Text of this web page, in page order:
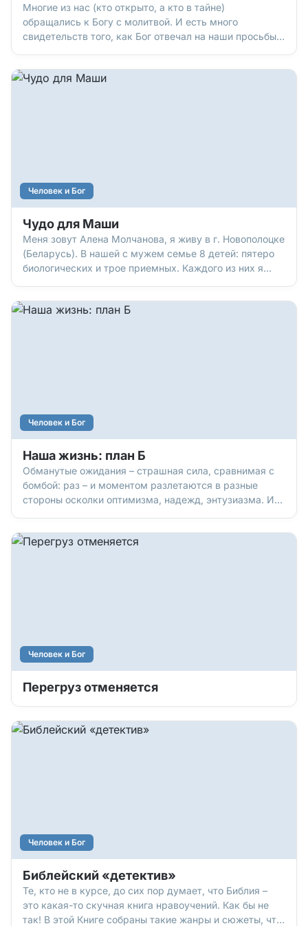
Многие из нас (кто открыто, а кто в тайне)
обращались к Богу с молитвой. И есть много
свидетельств того, как Бог отвечал на наши просьбы.
Лучше знать, чем сомневаться. Давайте посмотрим
Человек и Бог
Чудо для Маши
Меня зовут Алена Молчанова, я живу в г. Новополоцке
(Беларусь). В нашей с мужем семье 8 детей: пятеро
биологических и трое приемных. Каждого из них я
Человек и Бог
Наша жизнь: план Б
Обманутые ожидания – страшная сила, сравнимая с
бомбой: раз – и моментом разлетаются в разные
стороны осколки оптимизма, надежд, энтузиазма. И
разочарования? Вспомнить, что есть «фактор Бога»,
Человек и Бог
Перегруз отменяется
Человек и Бог
Библейский «детектив»
Те, кто не в курсе, до сих пор думает, что Библия –
это какая-то скучная книга нравоучений. Как бы не
так! В этой Книге собраны такие жанры и сюжеты, что